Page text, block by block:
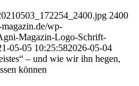
2400
wp-
Magazin-Logo-Schrift-
05-05 10:25:582026-05-04
– und wie wir ihn hegen,
können